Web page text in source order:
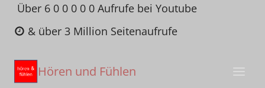
Zum
Inhalt
springen
Über 6 0 0 0 0 0 Aufrufe bei Youtube
& über 3 Million Seitenaufrufe
Hören und Fühlen